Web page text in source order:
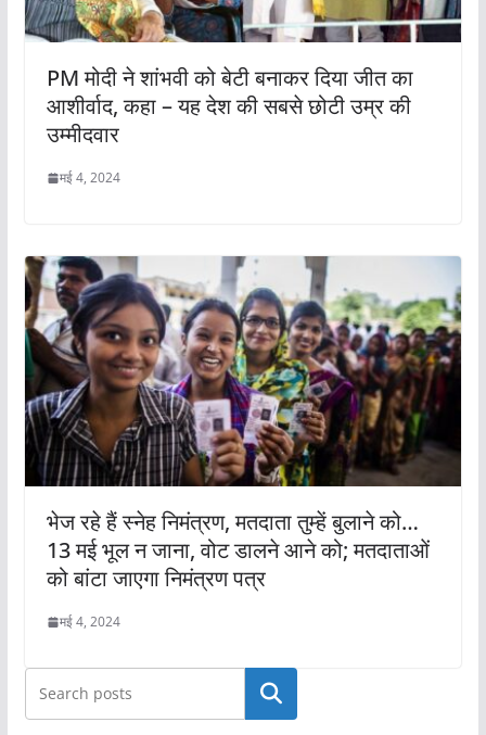
PM मोदी ने शांभवी को बेटी बनाकर दिया जीत का
आशीर्वाद, कहा – यह देश की सबसे छोटी उम्र की
उम्मीदवार
मई 4, 2024
भेज रहे हैं स्नेह निमंत्रण, मतदाता तुम्हें बुलाने को…
13 मई भूल न जाना, वोट डालने आने को; मतदाताओं
को बांटा जाएगा निमंत्रण पत्र
मई 4, 2024
खोजें